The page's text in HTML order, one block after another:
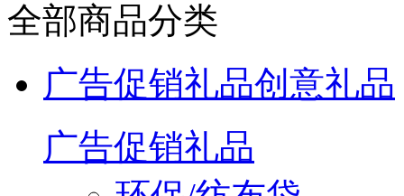
全部商品分类
广告促销礼品创意礼品
广告促销礼品